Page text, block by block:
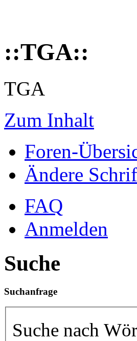
::TGA::
TGA
Zum Inhalt
Foren-
Ändere
FAQ
Anmelden
Suche
Suchanfrage
Suche nach